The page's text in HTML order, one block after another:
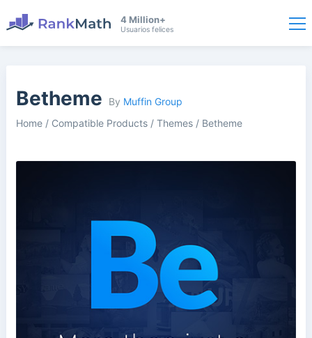
4 Million+
Usuarios felices
Betheme By Muffin Group
Home/ Compatible Products/ Themes/ Betheme